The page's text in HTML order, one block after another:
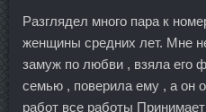
Разглядел много пара к
женщины средних лет. Мне
замуж по любви , взяла его
семью , поверила ему , а он
работ все работы